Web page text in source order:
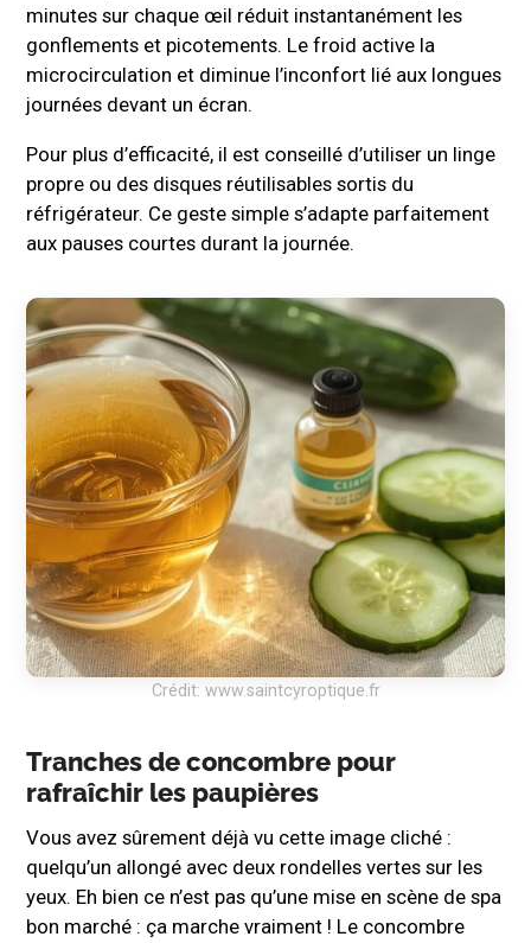
minutes sur chaque œil réduit instantanément les
gonflements et picotements. Le froid active la
microcirculation et diminue l’inconfort lié aux longues
journées devant un écran.
Pour plus d’efficacité, il est conseillé d’utiliser un linge
propre ou des disques réutilisables sortis du
réfrigérateur. Ce geste simple s’adapte parfaitement
aux pauses courtes durant la journée.
Crédit: www.saintcyroptique.fr
Tranches de concombre pour
rafraîchir les paupières
Vous avez sûrement déjà vu cette image cliché :
quelqu’un allongé avec deux rondelles vertes sur les
yeux. Eh bien ce n’est pas qu’une mise en scène de spa
bon marché : ça marche vraiment ! Le concombre